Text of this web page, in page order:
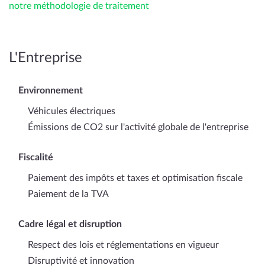
notre méthodologie de traitement
L'Entreprise
Environnement
Véhicules électriques
Émissions de CO2 sur l'activité globale de l'entreprise
Fiscalité
Paiement des impôts et taxes et optimisation fiscale
Paiement de la TVA
Cadre légal et disruption
Respect des lois et réglementations en vigueur
Disruptivité et innovation